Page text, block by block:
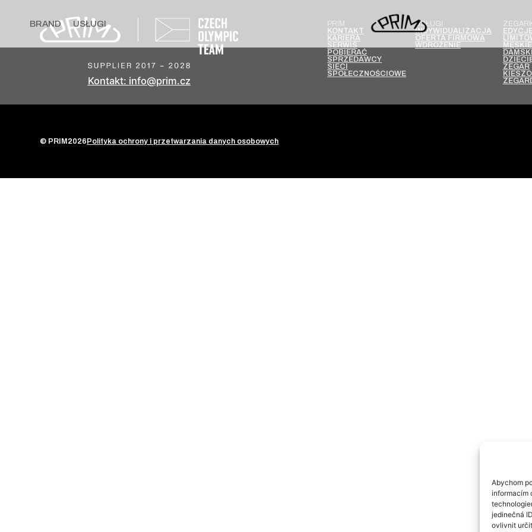
Abychom
informacím
jedinečná
ovlivnit
BRAND USŁUGI
PRIM
KONTAKT
KARIERA
SERWIS
POBIERAĆ
SPRZEDAWCY
SIECI
SPOŁECZNOŚCIOWE
USŁUGI
INDYWIDUALIZACJA
OFERTA FIRMOWA
WDROŻENIE
ZEGAR
Kontakt: info@prim.cz
© PRIM2026Polityka ochrony i przetwarzania danych osobowych